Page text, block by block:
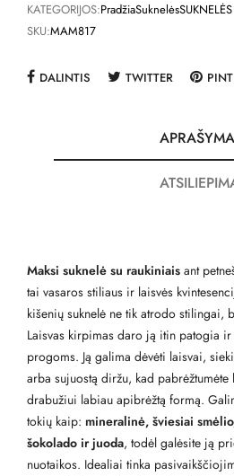
KATEGORIJOS:PradžiaSuknelėsSUKNELĖS
SKU:MAM817
DALINTIS TWITTER
Maksi suknelė su raukiniais ant
tai vasaros stiliaus ir laisvės
kišenių suknelė ne tik atrodo stilingai,
Laisvas kirpimas daro ją itin patogia
progoms. Ją galima dėvėti laisvai,
arba sujuostą diržu, kad
drabužiui labiau apibrėžtą formą.
tokių kaip: mineralinė, šviesiai
šokolado ir juoda, todėl galėsite ją
nuotaikos. Idealiai tinka